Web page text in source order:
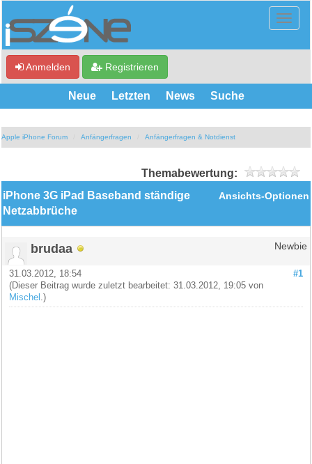
Anmelden Registrieren
Neue Letzten News Suche
Apple iPhone Forum Anfängerfragen Anfängerfragen & Notdienst
Themabewertung:
Ansichts-Optionen
iPhone 3G iPad Baseband ständige
Netzabbrüche
brudaa Newbie
#1
31.03.2012, 18:54
(Dieser Beitrag wurde zuletzt bearbeitet: 31.03.2012, 19:05 von
Mischel .)